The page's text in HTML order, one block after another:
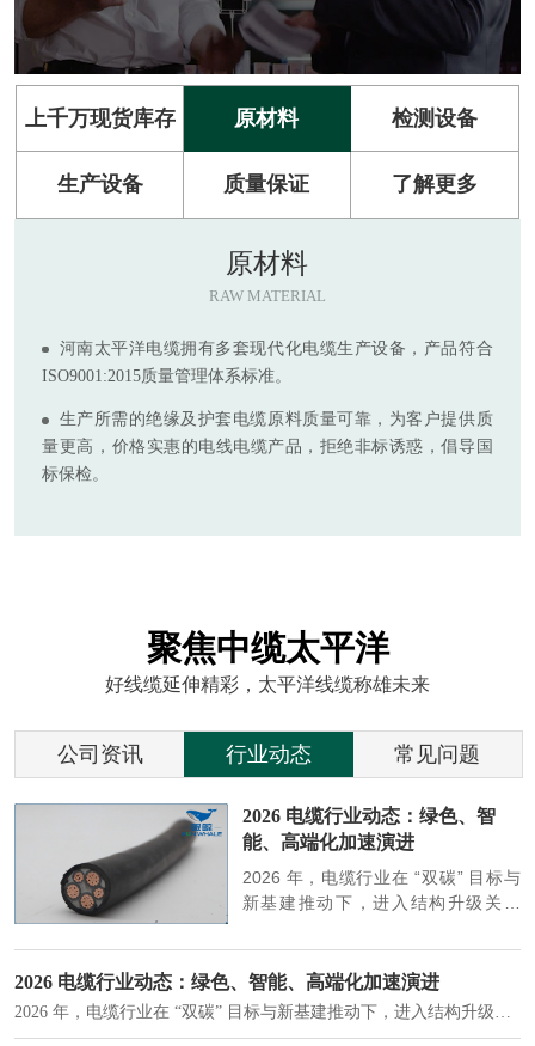
上千万现货库存 原材料 检测设备
生产设备 质量保证 了解更多
原材料
RAW MATERIAL
河南太平洋电缆拥有多套现代化电缆生产设备，产品符合
ISO9001:2015质量管理体系标准。
生产所需的绝缘及护套电缆原料质量可靠，为客户提供质
量更高，价格实惠的电线电缆产品，拒绝非标诱惑，倡导国
标保检。
聚焦中缆太平洋
好线缆延伸精彩，太平洋线缆称雄未来
公司资讯 行业动态 常见问题
2026 电缆行业动态：绿色、智
能、高端化加速演进
2026 年，电缆行业在 “双碳” 目标与
新基建推动下，进入结构升级关键
大清晰趋势，市场格局持续优化。
2026 电缆行业动态：绿色、智能、高端化加速演进